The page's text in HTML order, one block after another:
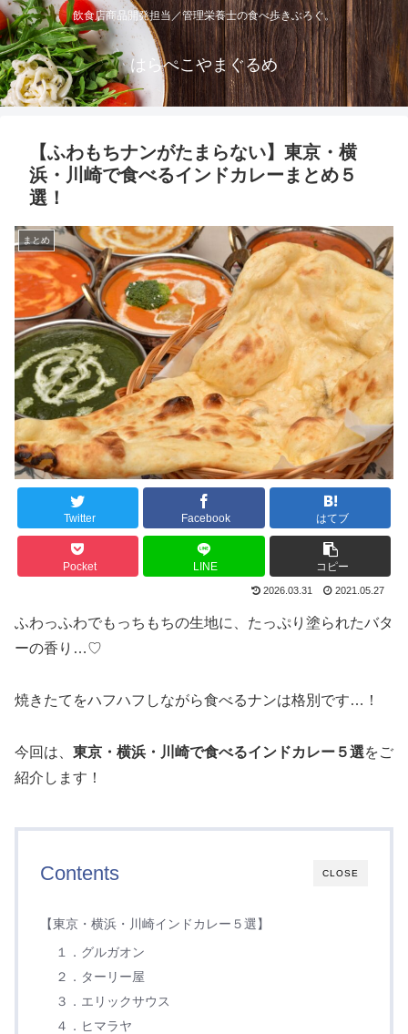
飲食店商品開発担当／管理栄養士の食べ歩きぶろぐ。
はらぺこやまぐるめ
【ふわもちナンがたまらない】東京・横
浜・川崎で食べるインドカレーまとめ５
選！
まとめ
Twitter Facebook はてブ
Pocket LINE コピー
2026.03.31 2021.05.27
ふわっふわでもっちもちの生地に、たっぷり塗られたバタ
ーの香り…♡
焼きたてをハフハフしながら食べるナンは格別です…！
今回は、 東京・横浜・川崎で食べるインドカレー５選をご
紹介します！
CLOSE
Contents
【東京・横浜・川崎インドカレー５選】
１．グルガオン
２．ターリー屋
３．エリックサウス
４．ヒマラヤ